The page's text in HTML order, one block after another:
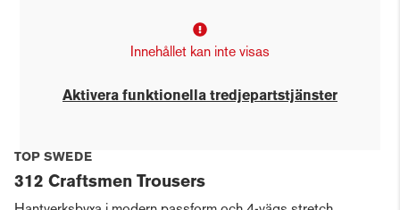
Innehållet kan inte visas
Aktivera funktionella tredjepartstjänster
TOP SWEDE
312 Craftsmen Trousers